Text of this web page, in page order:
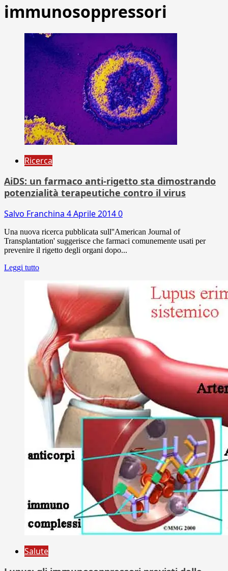
immunosoppressori
Ricerca
AiDS: un farmaco anti-rigetto sta dimostrando
potenzialità terapeutiche contro il virus
Salvo Franchina 4 Aprile 20140
Una nuova ricerca pubblicata sull''American Journal of
Transplantation' suggerisce che farmaci comunemente usati per
prevenire il rigetto degli organi dopo...
Leggi tutto
Salute